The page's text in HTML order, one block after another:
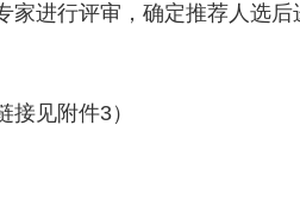
家进行评审，确定推荐人选后
接见附件3）